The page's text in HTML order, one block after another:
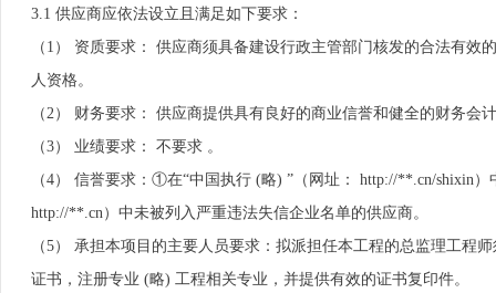
3.1 供应商应依法设立且满足如下要求：
（1） 资质要求： 供应商须具备建设行政主管部门核发的合法有
人资格。
（2） 财务要求： 供应商提供具有良好的商业信誉和健全的财务会
（3） 业绩要求： 不要求 。
（4） 信誉要求：①在“中国执行 (略) ”（网址： http://**.cn/shixin
http://**.cn）中未被列入严重违法失信企业名单的供应商。
（5） 承担本项目的主要人员要求：拟派担任本工程的总监理工程
证书，注册专业 (略) 工程相关专业，并提供有效的证书复印件。